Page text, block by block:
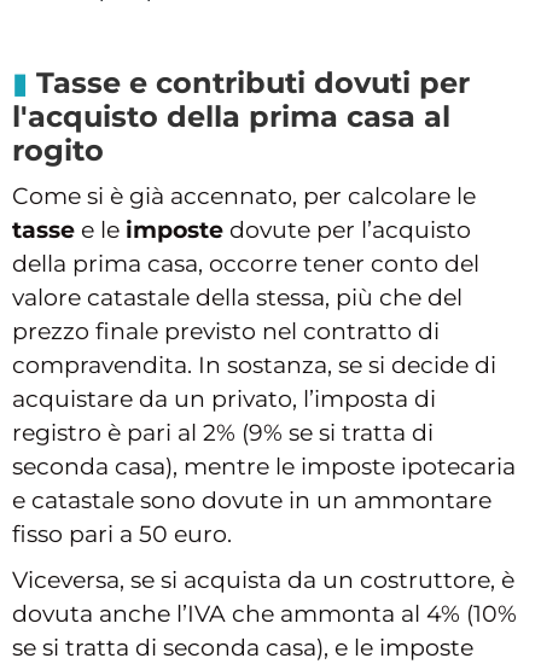
Tasse e contributi dovuti per
l'acquisto della prima casa al
rogito
Come si è già accennato, per calcolare le
tasse e le imposte dovute per l’acquisto
della prima casa, occorre tener conto del
valore catastale della stessa, più che del
prezzo finale previsto nel contratto di
compravendita. In sostanza, se si decide di
acquistare da un privato, l’imposta di
registro è pari al 2% (9% se si tratta di
seconda casa), mentre le imposte ipotecaria
e catastale sono dovute in un ammontare
fisso pari a 50 euro.
Viceversa, se si acquista da un costruttore, è
dovuta anche l’IVA che ammonta al 4% (10%
se si tratta di seconda casa), e le imposte